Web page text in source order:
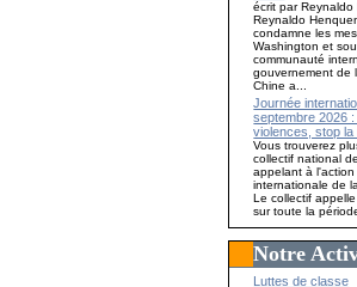
écrit par
Reynaldo
condamne les
Washington et
communauté
gouvernement de
Chine a...
Journée
septembre 2026
violences, stop la
Vous trouverez
collectif national
appelant à
internationale de
Le collectif
sur toute la
Notre
Luttes de classe